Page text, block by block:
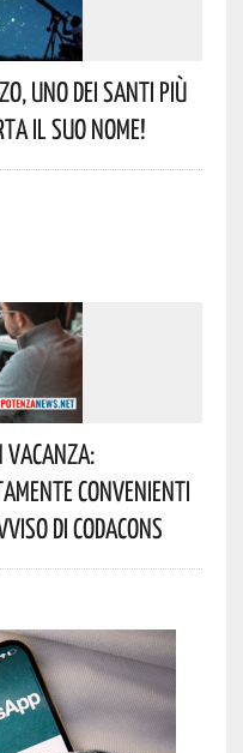
Uno Dei Santi Più
Il Suo Nome!
Convenienti
Di Codacons